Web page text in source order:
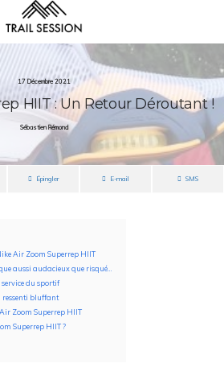
17 Décembre 2021
HIIT : Un Retour Déroutant !
Sébastien Rémond
Épingler E-mail SMS
Air Zoom Superrep HIIT
aussi audacieux que risqué…
du sportif
ressenti bluffant
Zoom Superrep HIIT
Superrep HIIT ?